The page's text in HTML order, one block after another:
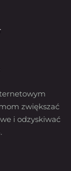
zwiększać
i odzyskiwać